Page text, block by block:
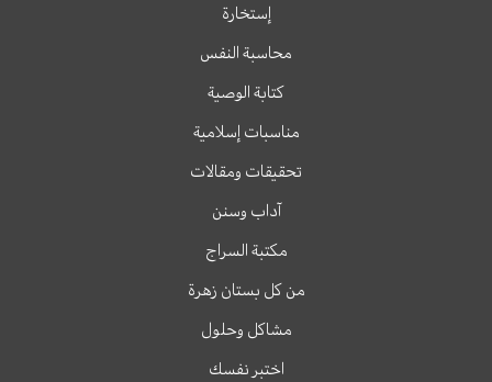
إستخارة
محاسبة النفس
كتابة الوصية
مناسبات إسلامية
تحقيقات ومقالات
آداب وسنن
مكتبة السراج
من كل بستان زهرة
مشاكل وحلول
اختبر نفسك